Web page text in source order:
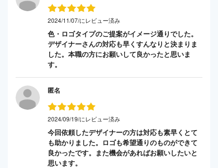
2024/11/07/にレビュー済み
色・ロゴタイプのご提案がイメージ通りでした。
デザイナーさんの対応も早くすんなりと決まりま
した。本職の方にお願いして良かったと思いま
す。
匿名
2024/09/19/にレビュー済み
今回依頼したデザイナーの方は対応も素早くとて
も助かりました。ロゴも希望通りのものができて
良かったです。また機会があればお願いしたいと
思います。